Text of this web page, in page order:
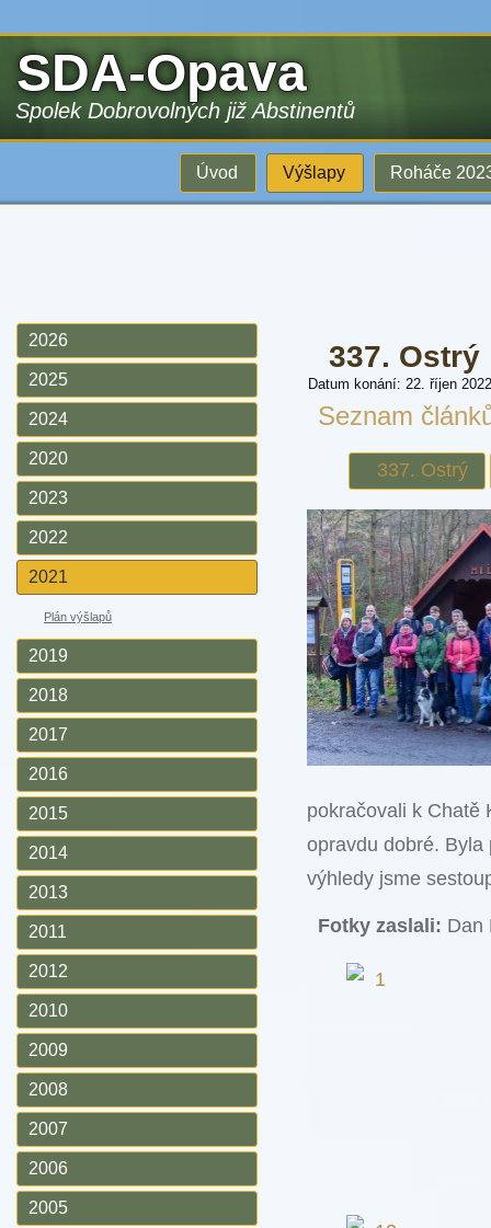
SDA-Opava
Spolek Dobrovolných již Abstinentů
Úvod Výšlapy Roháče
2026
2025
2024
2020
2023
2022
2021
Plán výšlapů
2019
2018
2017
2016
2015
2014
2013
2011
2012
2010
2009
2008
2007
2006
2005
337. Ostrý
Datum konání: 22. říjen 2022
Seznam
337. Ostrý
pokračovali k Chatě
opravdu dobré.
výhledy jsme
Fotky zaslali: Dan